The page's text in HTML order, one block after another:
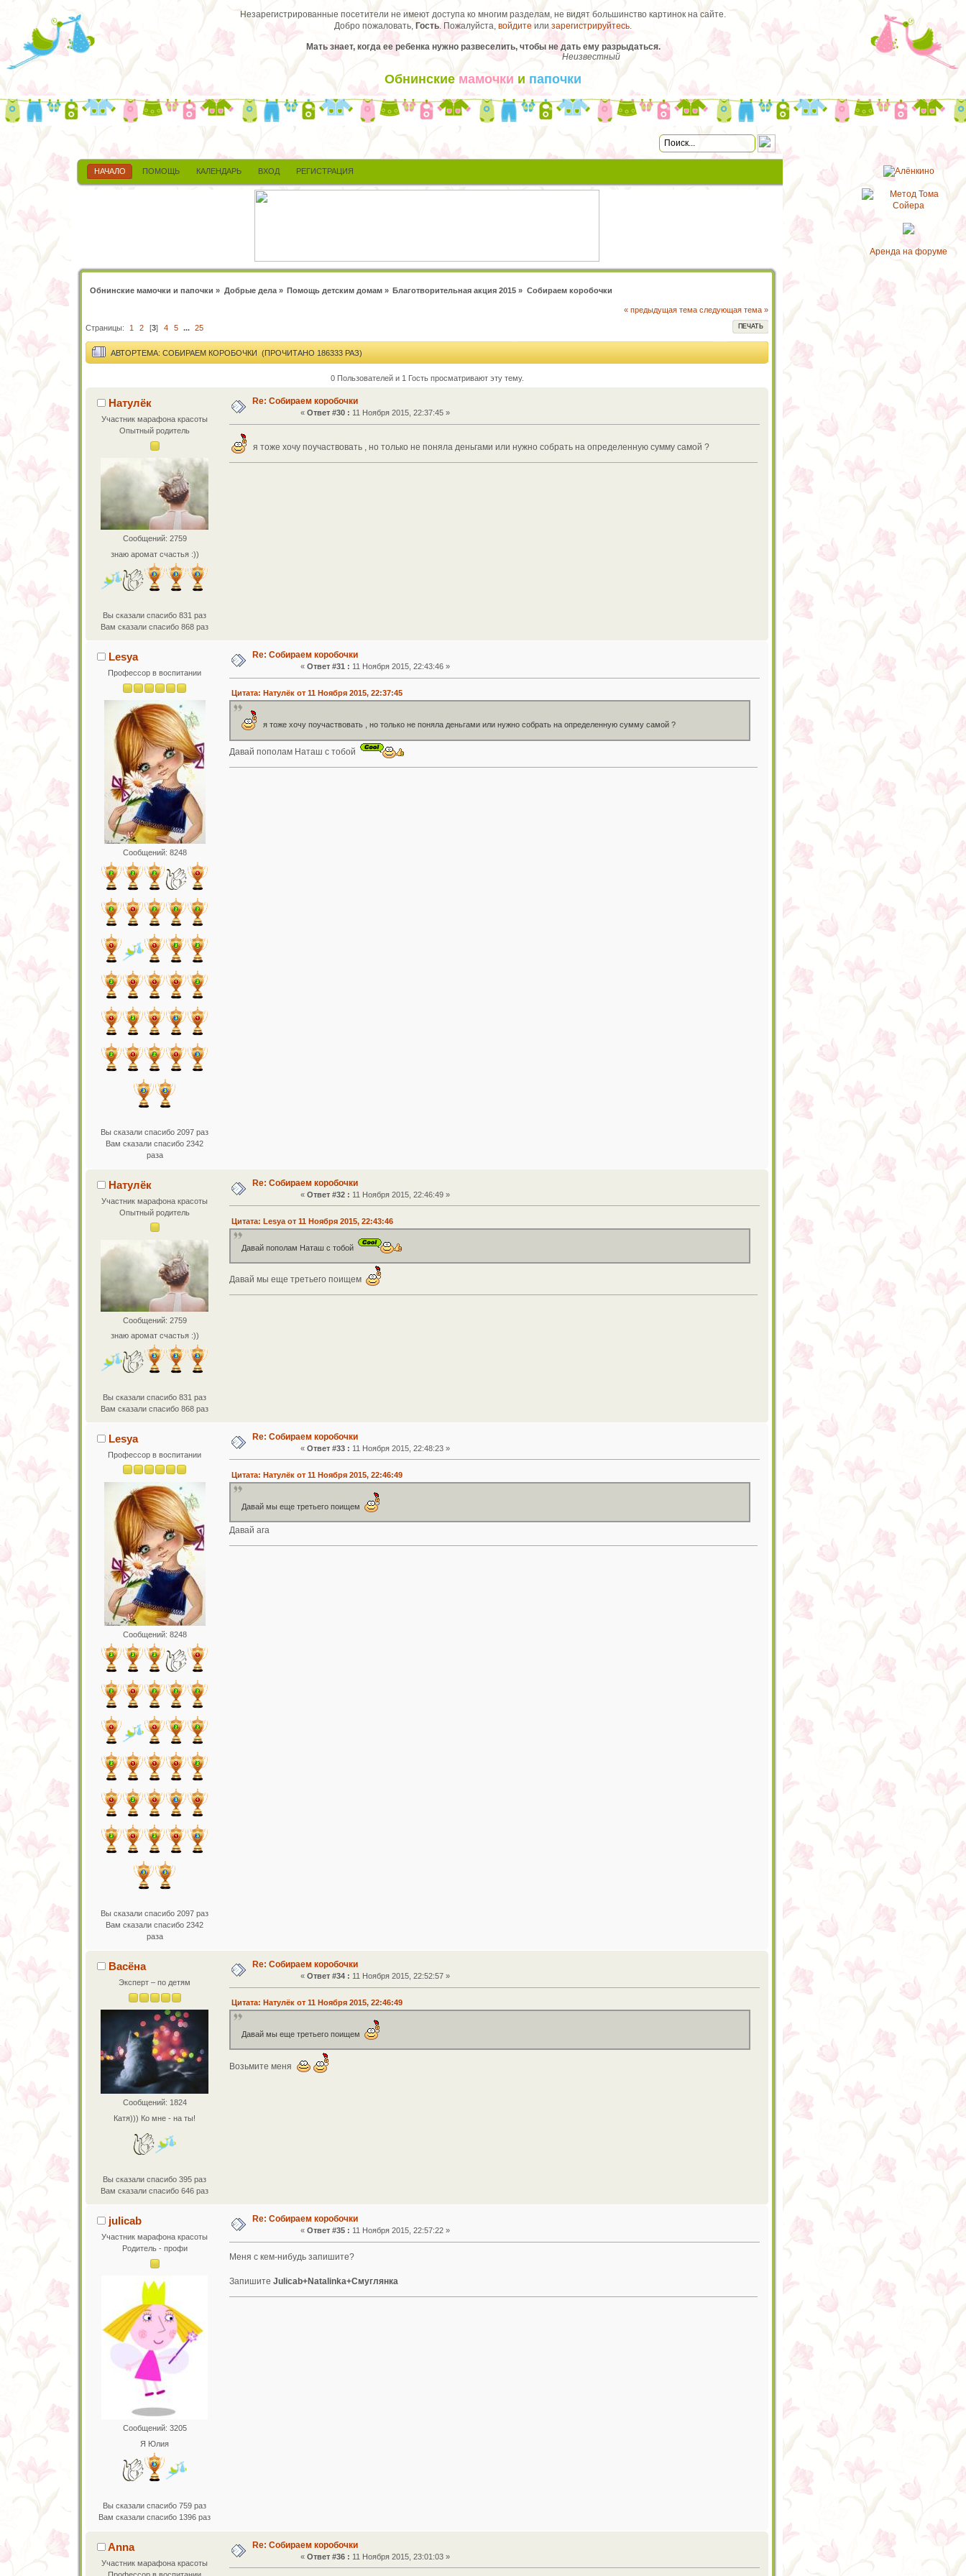
Незарегистрированные посетители не имеют доступа ко многим разделам, не видят большинство картинок на сайте.
Добро пожаловать, Гость. Пожалуйста, войдите илизарегистрируйтесь.
Мать знает, когда ее ребенка нужно развеселить, чтобы не дать ему разрыдаться.
Неизвестный
Обнинские мамочки ипапочки
НАЧАЛО ПОМОЩЬ КАЛЕНДАРЬ ВХОД РЕГИСТРАЦИЯ
Обнинские мамочки и папочки » Добрые дела» Помощь детским домам» Благотворительная акция 2015 » Собираем коробочки
« предыдущая тема следующая тема »
ПЕЧАТЬ
Страницы: 1 2 [3] 4 5 ... 25
АВТОРТЕМА: СОБИРАЕМ КОРОБОЧКИ (ПРОЧИТАНО 186333 РАЗ)
0 Пользователей и 1 Гость просматривают эту тему.
Натулёк
Участник марафона красоты
Опытный родитель
Сообщений: 2759
знаю аромат счастья :))
Вы сказали спасибо 831 раз
Вам сказали спасибо 868 раз
Re: Собираем коробочки
«Ответ #30 : 11 Ноября 2015, 22:37:45 »
я тоже хочу поучаствовать , но только не поняла деньгами или нужно собрать на определенную сумму самой ?
Lesya
Профессор в воспитании
Сообщений: 8248
Вы сказали спасибо 2097 раз
Вам сказали спасибо 2342
раза
Re: Собираем коробочки
«Ответ #31 : 11 Ноября 2015, 22:43:46 »
Цитата: Натулёк от 11 Ноября 2015, 22:37:45
я тоже хочу поучаствовать , но только не поняла деньгами или нужно собрать на определенную сумму самой ?
Давай пополам Наташ с тобой
Натулёк
Участник марафона красоты
Опытный родитель
Сообщений: 2759
знаю аромат счастья :))
Вы сказали спасибо 831 раз
Вам сказали спасибо 868 раз
Re: Собираем коробочки
«Ответ #32 : 11 Ноября 2015, 22:46:49 »
Цитата: Lesya от 11 Ноября 2015, 22:43:46
Давай пополам Наташ с тобой
Давай мы еще третьего поищем
Lesya
Профессор в воспитании
Сообщений: 8248
Вы сказали спасибо 2097 раз
Вам сказали спасибо 2342
раза
Re: Собираем коробочки
«Ответ #33 : 11 Ноября 2015, 22:48:23 »
Цитата: Натулёк от 11 Ноября 2015, 22:46:49
Давай мы еще третьего поищем
Давай ага
Васёна
Эксперт – по детям
Сообщений: 1824
Катя))) Ко мне - на ты!
Вы сказали спасибо 395 раз
Вам сказали спасибо 646 раз
Re: Собираем коробочки
«Ответ #34 : 11 Ноября 2015, 22:52:57 »
Цитата: Натулёк от 11 Ноября 2015, 22:46:49
Давай мы еще третьего поищем
Возьмите меня
julicab
Участник марафона красоты
Родитель - профи
Сообщений: 3205
Я Юлия
Вы сказали спасибо 759 раз
Вам сказали спасибо 1396 раз
Re: Собираем коробочки
«Ответ #35 : 11 Ноября 2015, 22:57:22 »
Меня с кем-нибудь запишите?
Запишите Julicab+Natalinka+Смуглянка
Anna
Участник марафона красоты
Профессор в воспитании
Re: Собираем коробочки
«Ответ #36 : 11 Ноября 2015, 23:01:03 »
Аренда на форуме